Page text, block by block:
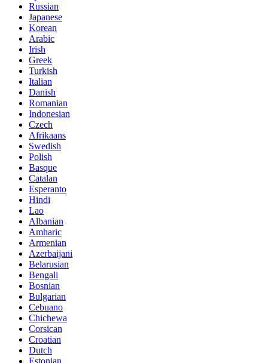
Russian
Japanese
Korean
Arabic
Irish
Greek
Turkish
Italian
Danish
Romanian
Indonesian
Czech
Afrikaans
Swedish
Polish
Basque
Catalan
Esperanto
Hindi
Lao
Albanian
Amharic
Armenian
Azerbaijani
Belarusian
Bengali
Bosnian
Bulgarian
Cebuano
Chichewa
Corsican
Croatian
Dutch